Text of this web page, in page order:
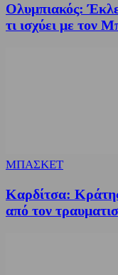
Ολυμπιακός:
τι ισχύει με τον
ΜΠΑΣΚΕΤ
Καρδίτσα:
από τον